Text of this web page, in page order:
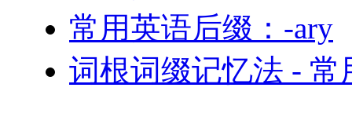
常用英语后缀：-ary
词根词缀记忆法 - 常